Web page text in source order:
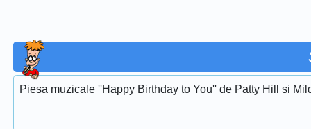
Piesa muzicale ''Happy Birthday to You'' de Patty Hill si